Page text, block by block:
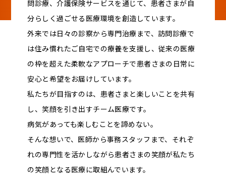
問診療、介護保険サービスを通じて、患者さまが自
分らしく過ごせる医療環境を創造しています。
外来では日々の診察から専門治療まで、訪問診療で
は住み慣れたご自宅での療養を支援し、従来の医療
の枠を超えた柔軟なアプローチで患者さまの日常に
安心と希望をお届けしています。
私たちが目指すのは、患者さまと楽しいことを共有
し、笑顔を引き出すチーム医療です。
病気があっても楽しむことを諦めない。
そんな想いで、医師から事務スタッフまで、それぞ
れの専門性を活かしながら患者さまの笑顔が私たち
の笑顔となる医療に取組んでいます。